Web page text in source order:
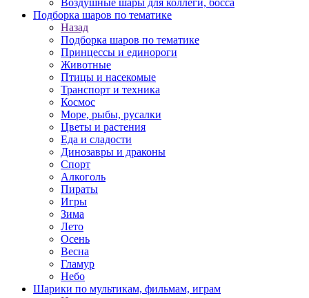
Воздушные шары для коллеги, босса
Подборка шаров по тематике
Назад
Подборка шаров по тематике
Принцессы и единороги
Животные
Птицы и насекомые
Транспорт и техника
Космос
Море, рыбы, русалки
Цветы и растения
Еда и сладости
Динозавры и драконы
Спорт
Алкоголь
Пираты
Игры
Зима
Лето
Осень
Весна
Гламур
Небо
Шарики по мультикам, фильмам, играм